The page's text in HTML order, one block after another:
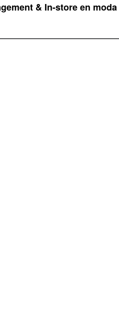
& In-store en moda